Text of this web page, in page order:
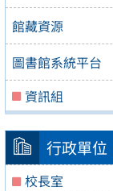
館藏資源
圖書館系統平台
資訊組
行政單位
校長室